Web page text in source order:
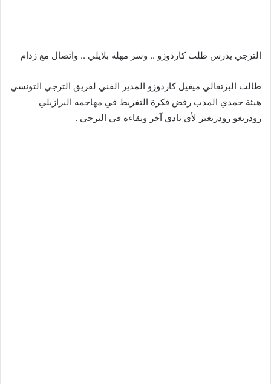
الترجي يدرس طلب كاردوزو .. وسر مهلة بلايلي .. واتصال مع زدام
طالب البرتغالي ميغيل كاردوزو المدير الفني لفريق الترجي التونسي
هيئة حمدي المدب رفض فكرة التفريط في مهاجمه البرازيلي
رودريغو رودريغيز لأي نادي آخر وبقاءه في الترجي .